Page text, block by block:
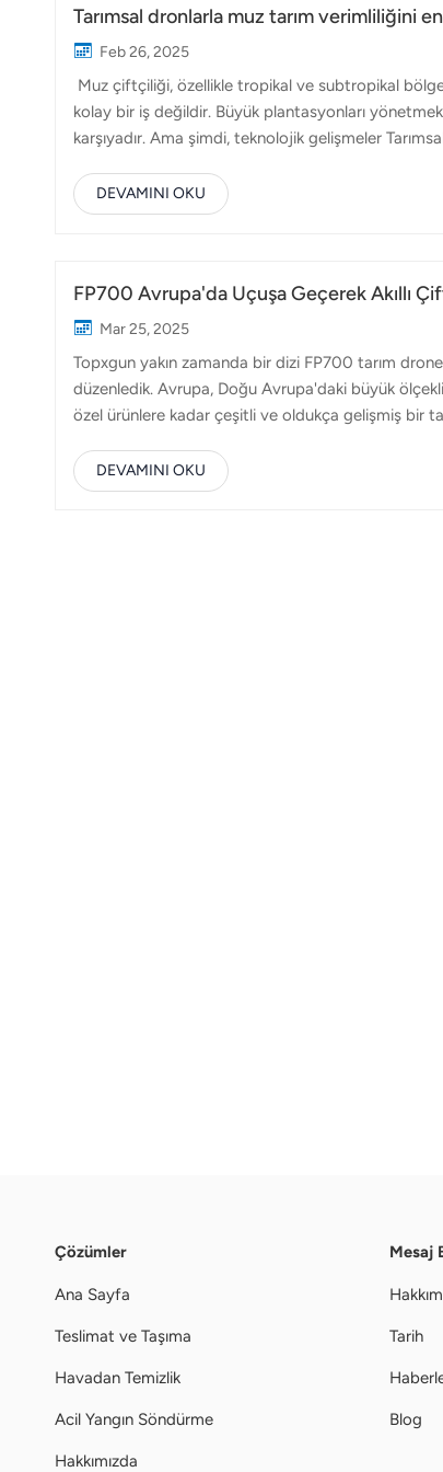
Tarımsal dronlarla muz tarım verimliliğini
Feb 26, 2025
Muz çiftçiliği, özellikle tropikal ve subtropikal
kolay bir iş değildir. Büyük plantasyonları
karşıyadır. Ama şimdi, teknolojik gelişmeler
giderek daha fazla kullanılıyor. Bu dronlar,
sağlıklı ürünler ve daha yüksek verimler sağlar.
DEVAMINI OKU
FP700 Avrupa'da Uçuşa Geçerek Akıllı
Mar 25, 2025
Topxgun yakın zamanda bir dizi FP700 tarım
düzenledik. Avrupa, Doğu Avrupa'daki büyük
özel ürünlere kadar çeşitli ve oldukça gelişmiş bir
giderek daha fazla akıllı teknolojilere yöneliyor.
yük kapasitesi, 80L yayıcı kapasitesi (isteğe
DEVAMINI OKU
Çözümler
Ana Sayfa
Teslimat ve Taşıma
Havadan Temizlik
Acil Yangın Söndürme
Hakkımızda
Mesaj
Tarih
Blog